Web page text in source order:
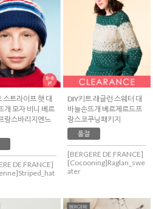
스트라이프 햇 대
개 모자 비니 베르
랑스바리지엔느
DE FRANCE]
DIY키트 래글런 스웨터 대
바늘손뜨개 베르제르드프
랑스코쿠닝패키지
품절
[BERGERE DE FRANCE]
[Cocooning]Raglan_swe
ater